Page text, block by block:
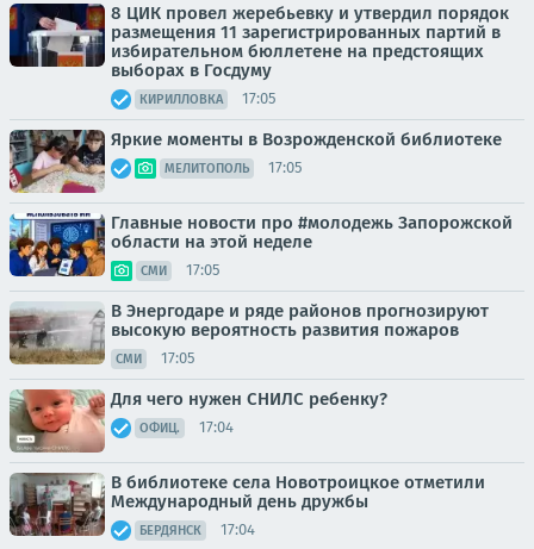
8 ЦИК провел жеребьевку и утвердил порядок
размещения 11 зарегистрированных партий в
избирательном бюллетене на предстоящих
выборах в Госдуму
КИРИЛЛОВКА 17:05
Яркие моменты в Возрожденской библиотеке
МЕЛИТОПОЛЬ 17:05
Главные новости про #молодежь Запорожской
области на этой неделе
СМИ 17:05
В Энергодаре и ряде районов прогнозируют
высокую вероятность развития пожаров
СМИ 17:05
Для чего нужен СНИЛС ребенку?
ОФИЦ. 17:04
В библиотеке села Новотроицкое отметили
Международный день дружбы
БЕРДЯНСК 17:04